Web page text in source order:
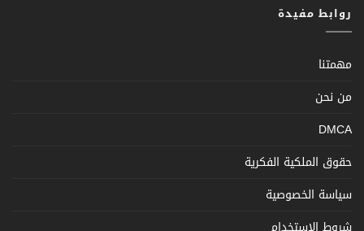
روابط مفيدة
مهمتنا
من نحن
DMCA
حقوق الملكية الفكرية
سياسة الخصوصية